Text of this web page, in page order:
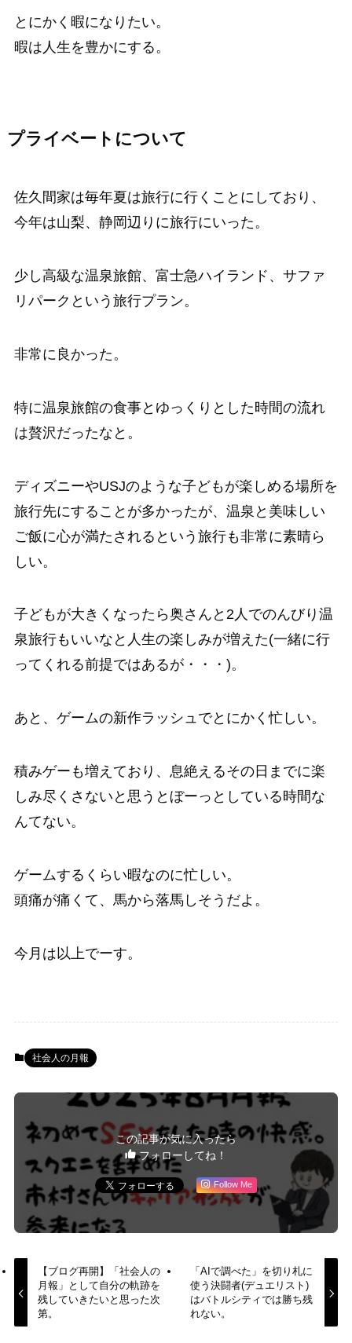
とにかく暇になりたい。
暇は人生を豊かにする。
プライベートについて
佐久間家は毎年夏は旅行に行くことにしており、
今年は山梨、静岡辺りに旅行にいった。
少し高級な温泉旅館、富士急ハイランド、サファ
リパークという旅行プラン。
非常に良かった。
特に温泉旅館の食事とゆっくりとした時間の流れ
は贅沢だったなと。
ディズニーやUSJのような子どもが楽しめる場所を
旅行先にすることが多かったが、温泉と美味しい
ご飯に心が満たされるという旅行も非常に素晴ら
しい。
子どもが大きくなったら奥さんと2人でのんびり温
泉旅行もいいなと人生の楽しみが増えた(一緒に行
ってくれる前提ではあるが・・・)。
あと、ゲームの新作ラッシュでとにかく忙しい。
積みゲーも増えており、息絶えるその日までに楽
しみ尽くさないと思うとぼーっとしている時間な
んてない。
ゲームするくらい暇なのに忙しい。
頭痛が痛くて、馬から落馬しそうだよ。
今月は以上でーす。
社会人の月報
この記事が気に入ったら
フォローしてね！
Follow Me
【ブログ再開】「社会人の
月報」として自分の軌跡を
残していきたいと思った次
第。
「AIで調べた」を切り札に
使う決闘者(デュエリスト)
はバトルシティでは勝ち残
れない。